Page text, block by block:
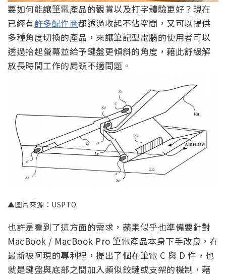
要如何能讓筆電產品的觀賞以及打字體驗更好？現在
已經有許多配件商都透過收起不佔空間，又可以提供
多種角度切換的產品，來讓筆記型電腦的使用者可以
透過抬起螢幕並給予鍵盤更傾斜的角度，藉此舒緩解
放長時間工作的肩頸不適問題。
▲圖片來源：USPTO
也許是看到了這方面的需求，蘋果似乎也準備要針對
MacBook / MacBook Pro 筆電產品本身下手改良，在
最新被阿現的專利裡，提出了個在筆電 C 與 D 件，也
就是鍵盤與底部之間加入類似鉸鏈或支架的機制，藉